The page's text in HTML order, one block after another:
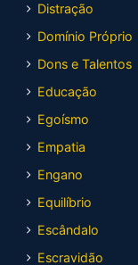
Distração
Domínio Próprio
Dons e Talentos
Educação
Egoísmo
Empatia
Engano
Equilíbrio
Escândalo
Escravidão